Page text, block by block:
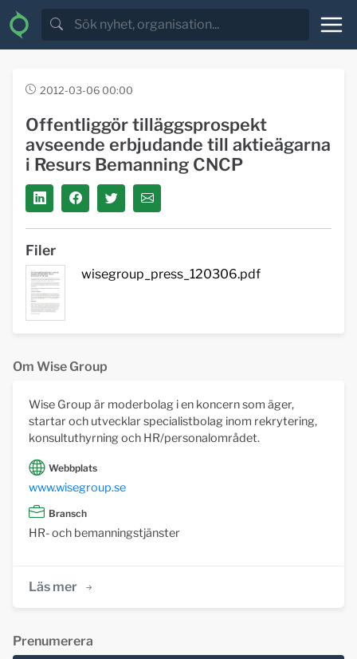
2012-03-06 00:00
Offentliggör tilläggsprospekt
avseende erbjudande till aktieägarna
i Resurs Bemanning CNCP
Filer
wisegroup_press_120306.pdf
Om Wise Group
Wise Group är moderbolag i en koncern som äger,
startar och utvecklar specialistbolag inom rekrytering,
konsultuthyrning och HR/personalområdet.
Webbplats
www.wisegroup.se
Bransch
HR- och bemanningstjänster
Läs mer
Prenumerera